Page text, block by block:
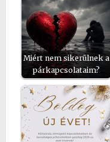
Miért nem sikerülnek a
párkapcsolataim?